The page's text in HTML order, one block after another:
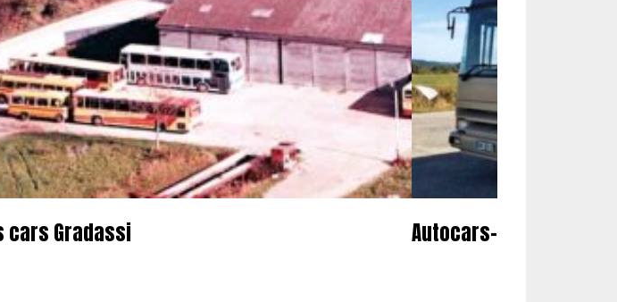
cars Gradassi Autocars-autobus :